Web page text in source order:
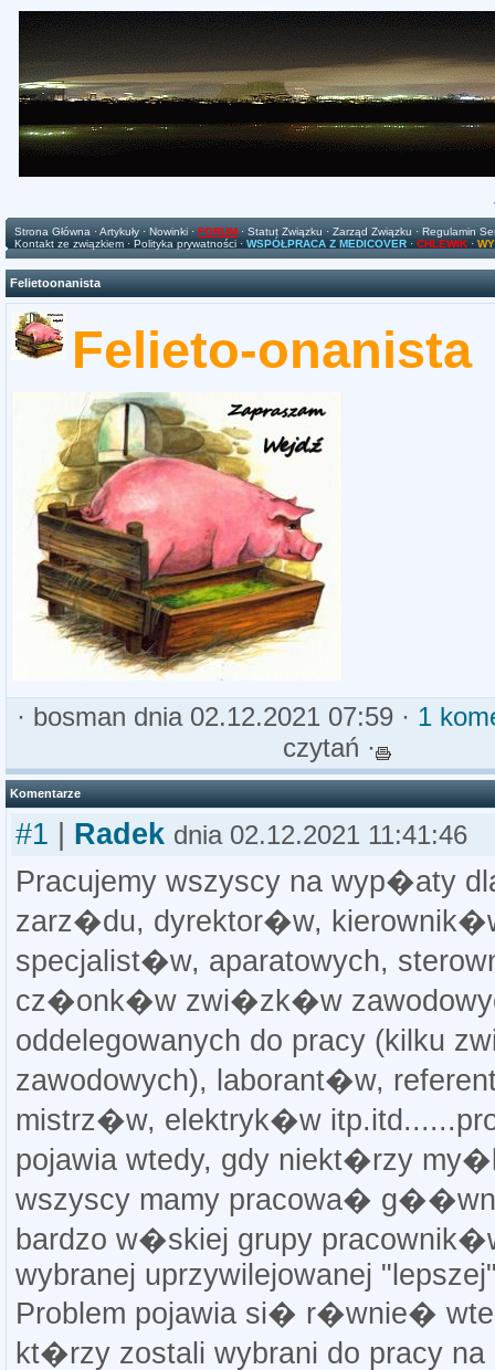
Strona Główna ·Artykuły · Nowinki · FORUM · Statut Związku · Zarząd Związku · Regulamin
Kontakt ze związkiem · Polityka prywatności · WSPÓŁPRACA Z MEDICOVER · CHLEWIK ·
Felietoonanista
Felieto-onanista
· bosman dnia 02.12.2021 07:59 · 1
czytań ·
Komentarze
#1 Radek dnia 02.12.2021 11:41:46
Pracujemy wszyscy na wyp�aty
zarz�du, dyrektor�w,
specjalist�w, aparatowych,
cz�onk�w zwi�zk�w
oddelegowanych do pracy (kilku
zawodowych), laborant�w,
mistrz�w, elektryk�w
pojawia wtedy, gdy niekt�rzy
wszyscy mamy pracowa�
bardzo w�skiej grupy
wybranej uprzywilejowanej
Problem pojawia si� r�wnie�
kt�rzy zostali wybrani do pracy na